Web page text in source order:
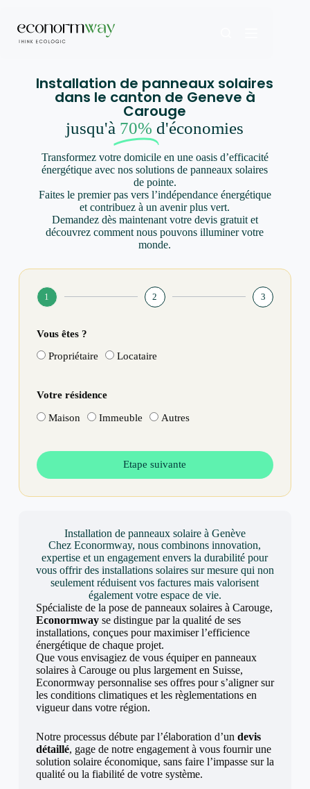
Installation de panneaux solaires
dans le canton de Geneve à
Carouge
jusqu'à 70% d'économies
Transformez votre domicile en une oasis d’efficacité
énergétique avec nos solutions de panneaux solaires
de pointe.
Faites le premier pas vers l’indépendance énergétique
et contribuez à un avenir plus vert.
Demandez dès maintenant votre devis gratuit et
découvrez comment nous pouvons illuminer votre
monde.
1 2 3
Vous êtes ?
Propriétaire Locataire
Votre résidence
Maison Immeuble Autres
Etape suivante
Installation de panneaux solaire à Genève
Chez Econormway, nous combinons innovation,
expertise et un engagement envers la durabilité pour
vous offrir des installations solaires sur mesure qui non
seulement réduisent vos factures mais valorisent
également votre espace de vie.
Spécialiste de la pose de panneaux solaires à Carouge,
Econormwayse distingue par la qualité de ses
installations, conçues pour maximiser l’efficience
énergétique de chaque projet.
Que vous envisagiez de vous équiper en panneaux
solaires à Carouge ou plus largement en Suisse,
Econormway personnalise ses offres pour s’aligner sur
les conditions climatiques et les règlementations en
vigueur dans votre région.
Notre processus débute par l’élaboration d’un devis
détaillé, gage de notre engagement à vous fournir une
solution solaire économique, sans faire l’impasse sur la
qualité ou la fiabilité de votre système.